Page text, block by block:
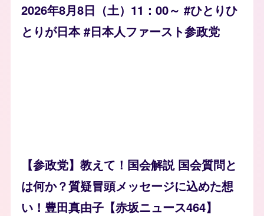
2026年8月8日（土）11：00～ #ひとりひ
とりが日本 #日本人ファースト参政党
【参政党】教えて！国会解説 国会質問と
は何か？質疑冒頭メッセージに込めた想
い！豊田真由子【赤坂ニュース464】